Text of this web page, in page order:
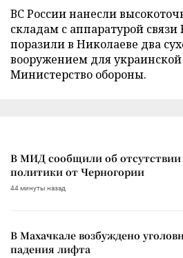
ВС России нанесли
складам с аппаратурой связи
поразили в Николаеве два
вооружением для
Министерство обороны.
В МИД сообщили об отсутствии
политики от Черногории
44 минуты назад
В Махачкале возбуждено
падения лифта